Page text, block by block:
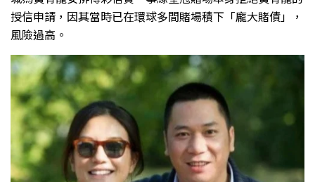
授信申請，因其當時已在環球多間賭場積下「龐大賭債」，
風險過高。